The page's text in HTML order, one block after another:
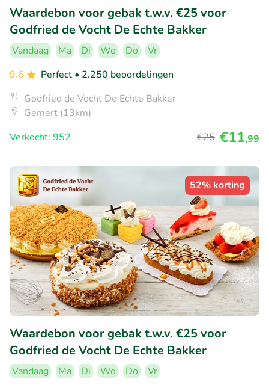
Waardebon voor gebak t.w.v. €25 voor
Godfried de Vocht De Echte Bakker
Vandaag Ma Di Wo Do
Vr
9.6
Perfect • 2.250 beoordelingen
Godfried de Vocht De Echte Bakker
Gemert (13km)
Verkocht: 952
€25 €11,99
52% korting
Waardebon voor gebak t.w.v. €25 voor
Godfried de Vocht De Echte Bakker
Vandaag Ma Di Wo Do
Vr